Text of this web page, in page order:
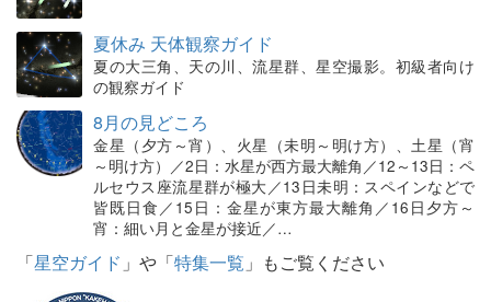
夏休み 天体観察ガイド
夏の大三角、天の川、流星群、星空撮影。初級者向け
の観察ガイド
8月の見どころ
金星（夕方～宵）、火星（未明～明け方）、土星（宵
～明け方）／2日：水星が西方最大離角／12～13日：ペ
ルセウス座流星群が極大／13日未明：スペインなどで
皆既日食／15日：金星が東方最大離角／16日夕方～
宵：細い月と金星が接近／…
「星空ガイド 」や「特集一覧 」もご覧ください